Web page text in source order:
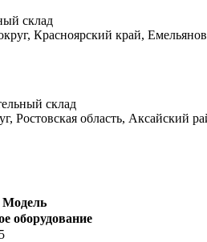
склад
Красноярский край,
склад
область, Аксайский
Модель
оборудование